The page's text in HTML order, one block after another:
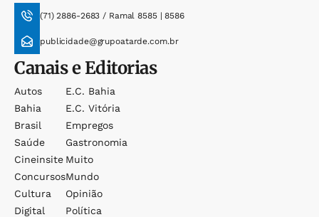
(71) 2886-2683 / Ramal 8585 | 8586
publicidade@grupoatarde.com.br
Canais e Editorias
Autos
Bahia
Brasil
Saúde
Cineinsite
Concursos
Cultura
Digital
E.c. Bahia
E.c. Vitória
Empregos
Gastronomia
Muito
Mundo
Opinião
Política